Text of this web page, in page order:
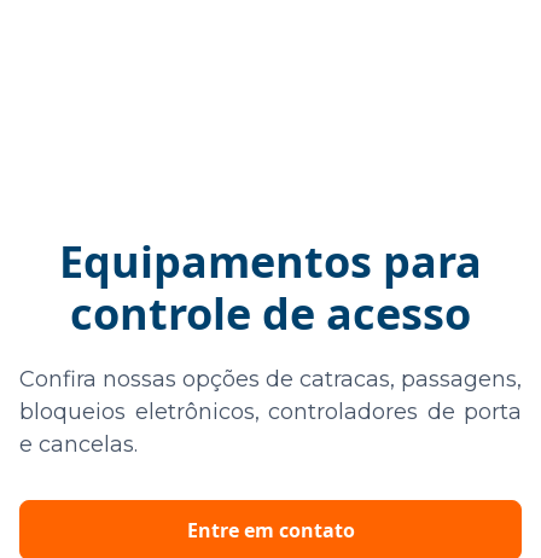
Equipamentos para
controle de acesso
Confira nossas opções de catracas, passagens,
bloqueios eletrônicos, controladores de porta
e cancelas.
Entre em contato